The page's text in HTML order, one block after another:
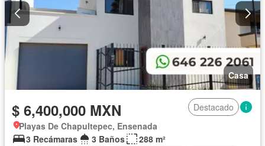
Casa
$ 6,400,000 MXN
Destacado
Playas De Chapultepec, Ensenada
3 Recámaras
3 Baños
288 m²